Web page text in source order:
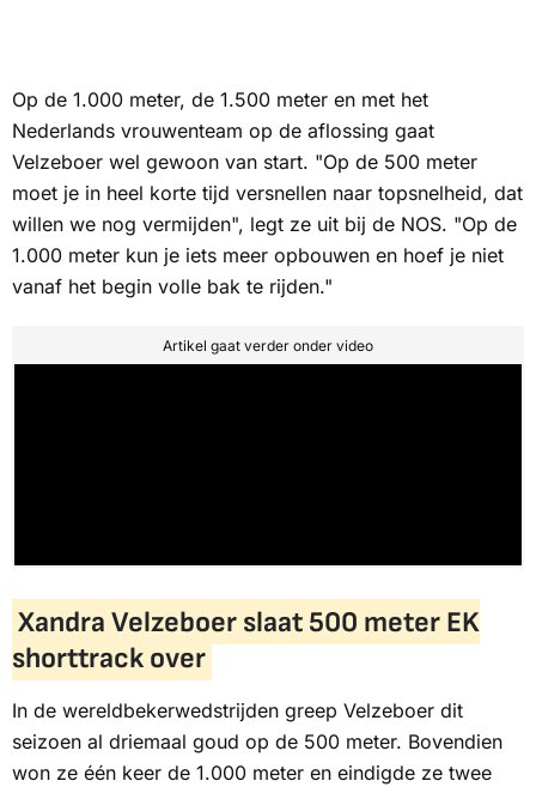
Op de 1.000 meter, de 1.500 meter en met het
Nederlands vrouwenteam op de aflossing gaat
Velzeboer wel gewoon van start. "Op de 500 meter
moet je in heel korte tijd versnellen naar topsnelheid, dat
willen we nog vermijden", legt ze uit bij de NOS. "Op de
1.000 meter kun je iets meer opbouwen en hoef je niet
vanaf het begin volle bak te rijden."
Artikel gaat verder onder video
Xandra Velzeboer slaat 500 meter EK
shorttrack over
In de wereldbekerwedstrijden greep Velzeboer dit
seizoen al driemaal goud op de 500 meter. Bovendien
won ze één keer de 1.000 meter en eindigde ze twee